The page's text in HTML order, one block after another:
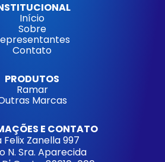
Início
Sobre
Contato
PRODUTOS
Ramar
Marcas
E CONTATO
Felix Zanella 997
N. Sra. Aparecida